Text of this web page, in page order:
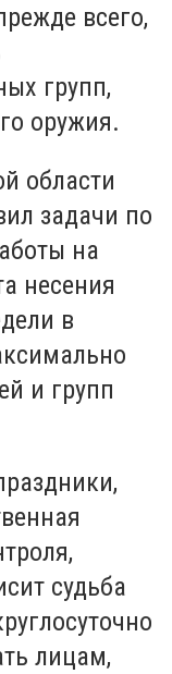
всего,
групп,
оружия.
области
задачи по
на
несения
в
и групп
судьба
лицам,